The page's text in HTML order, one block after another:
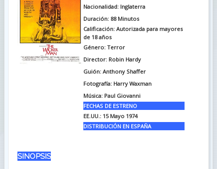
Nacionalidad: Inglaterra
Duración: 88 Minutos
Calificación: Autorizada para mayores
de 18 años
Género: Terror
Director: Robin Hardy
Guión: Anthony Shaffer
Fotografía: Harry Waxman
Música: Paul Giovanni
FECHAS DE ESTRENO
EE.UU.: 15 Mayo 1974
DISTRIBUCIÓN EN ESPAÑA
SINOPSIS